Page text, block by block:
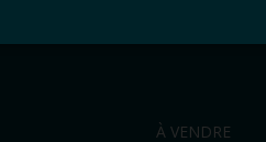
À VENDRE